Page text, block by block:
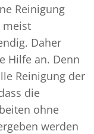
Reinigung
meist
Daher
Hilfe an. Denn
Reinigung der
die
ohne
werden